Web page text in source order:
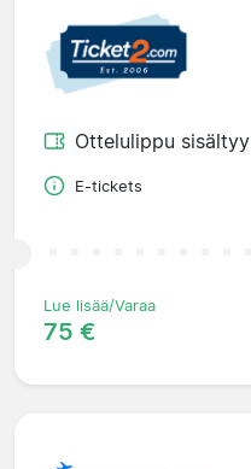
Ottelulippu sisältyy
E-tickets
Lue lisää/Varaa
75 €